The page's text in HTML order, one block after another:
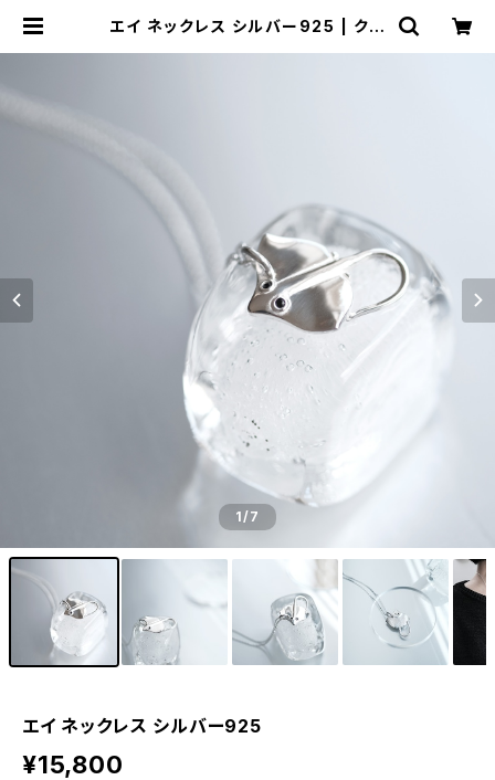
エイ ネックレス シルバー925 | クラ
1/7
エイ ネックレス シルバー925
¥15,800